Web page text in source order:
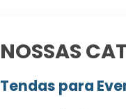
NOSSAS
Tendas para